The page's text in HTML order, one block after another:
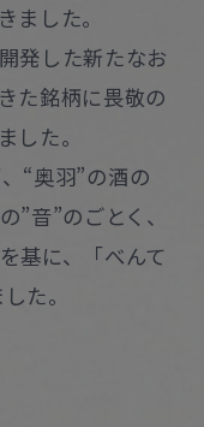
ました。
発した新たなお
た銘柄に畏敬の
した。
“奥羽”の酒の
音”のごとく、
基に、「べんて
た。